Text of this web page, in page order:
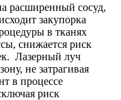
расширенный сосуд,
закупорка
в тканях
снижается риск
Лазерный луч
не затрагивая
в процессе
риск